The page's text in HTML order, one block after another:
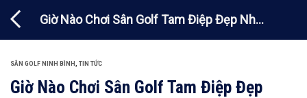
đến
Giờ Nào Chơi Sân Golf Tam Điệp Đẹp Nhất
Trong Ngày?
SÂN GOLF NINH BÌNH TIN TỨC
Giờ Nào Chơi Sân Golf Tam Điệp Đẹp